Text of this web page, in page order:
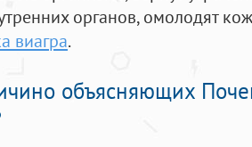
органов, омолодят
виагра.
объясняющих